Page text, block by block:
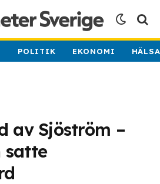
POLITIK EKONOMI
av Sjöström –
satte